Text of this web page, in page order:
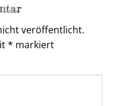
veröffentlicht.
* markiert